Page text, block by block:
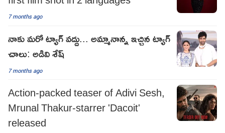
7 months ago
నాకు మరో ట్యాగ్ వద్దు... అమ్మానాన్న ఇచ్చిన ట్యాగ్
చాలు: అడివి శేష్
7 months ago
Action-packed teaser of Adivi Sesh,
Mrunal Thakur-starrer 'Dacoit'
released